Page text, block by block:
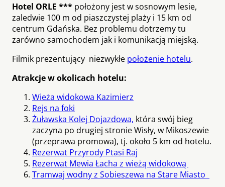
Hotel ORLE *** położony jest w sosnowym lesie,
zaledwie 100 m od piaszczystej plaży i 15 km od
centrum Gdańska. Bez problemu dotrzemy tu
zarówno samochodem jak i komunikacją miejską.
Filmik prezentujący niezwykłe położenie hotelu.
Atrakcje w okolicach hotelu:
Wieża widokowa Kazimierz
Rejs na foki
Żuławska Kolej Dojazdowa, która swój bieg
zaczyna po drugiej stronie Wisły, w Mikoszewie
(przeprawa promowa), tj. około 5 km od hotelu.
Rezerwat Przyrody Ptasi Raj
Rezerwat Mewia Łacha z wieżą widokową
Tramwaj wodny z Sobieszewa na Stare Miasto